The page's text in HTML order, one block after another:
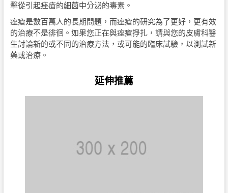
擊從引起痤瘡的細菌中分泌的毒素。
痤瘡是數百萬人的長期問題，而痤瘡的研究為了更好，更有效
的治療不是徘徊。如果您正在與痤瘡掙扎，請與您的皮膚科醫
生討論新的或不同的治療方法，或可能的臨床試驗，以測試新
藥或治療。
延伸推薦